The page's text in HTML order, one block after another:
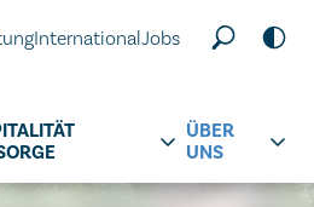
InternationalJobs
ÜBER
UNS